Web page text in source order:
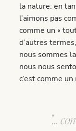
la nature: en
l’aimons pas
comme un «
d’autres
nous sommes
nous nous
c’est comme
"...